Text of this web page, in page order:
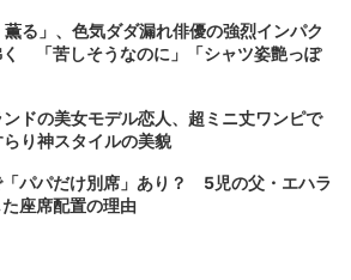
る」、色気ダダ漏れ俳優の強烈インパク
く 「苦しそうなのに」「シャツ姿艶っぽ
ドの美女モデル恋人、超ミニ丈ワンピで
り神スタイルの美貌
パパだけ別席」あり？ 5児の父・エハラ
座席配置の理由